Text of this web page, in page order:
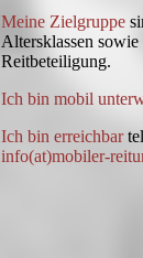
Meine Zielgruppe
Altersklassen
Reitbeteiligung.
Ich bin mobil
Ich bin erreichbar
info(at)mobiler-